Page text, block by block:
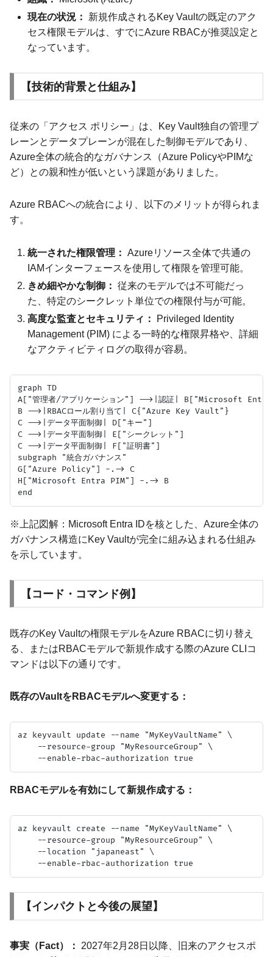
現在の状況：
新規作成されるKey Vaultの既定のアク
セス権限モデルは、すでにAzure RBACが推奨設定と
なっています。
【技術的背景と仕組み】
従来の「アクセス ポリシー」は、Key Vault独自の管理プ
レーンとデータプレーンが混在した制御モデルであり、
Azure全体の統合的なガバナンス（Azure PolicyやPIMな
ど）との親和性が低いという課題がありました。
Azure RBACへの統合により、以下のメリットが得られま
す。
統一された権限管理： Azureリソース全体で共通の
IAMインターフェースを使用して権限を管理可能。
きめ細やかな制御： 従来のモデルでは不可能だっ
た、特定のシークレット単位での権限付与が可能。
高度な監査とセキュリティ：
Privileged Identity
Management (PIM) による一時的な権限昇格や、詳細
なアクティビティログの取得が容易。
graph TD
A["管理者/アプリケーション"] -->|認証| B["Microsoft
B -->|RBACロール割り当て| C{"Azure Key Vault"}
C -->|データ平面制御| D["キー"]
C -->|データ平面制御| E["シークレット"]
C -->|データ平面制御| F["証明書"]
subgraph "統合ガバナンス"
G["Azure Policy"] -.-> C
H["Microsoft Entra PIM"] -.-> B
※上記図解：Microsoft Entra IDを核とした、Azure全体の
ガバナンス構造にKey Vaultが完全に組み込まれる仕組み
を示しています。
【コード・コマンド例】
既存のKey Vaultの権限モデルをAzure RBACに切り替え
る、またはRBACモデルで新規作成する際のAzure CLIコ
マンドは以下の通りです。
既存のVaultをRBACモデルへ変更する：
az keyvault update --name "MyKeyVaultName" \
    --resource-group "MyResourceGroup" \
RBACモデルを有効にして新規作成する：
az keyvault create --name "MyKeyVaultName" \
    --resource-group "MyResourceGroup" \
    --location "japaneast" \
【インパクトと今後の展望】
事実（Fact）：
2027年2月28日以降、旧来のアクセスポ